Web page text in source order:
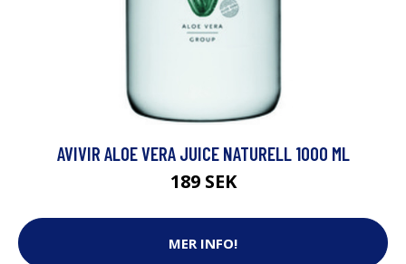
AVIVIR ALOE VERA JUICE NATURELL 1000 ML
189 SEK
MER INFO!